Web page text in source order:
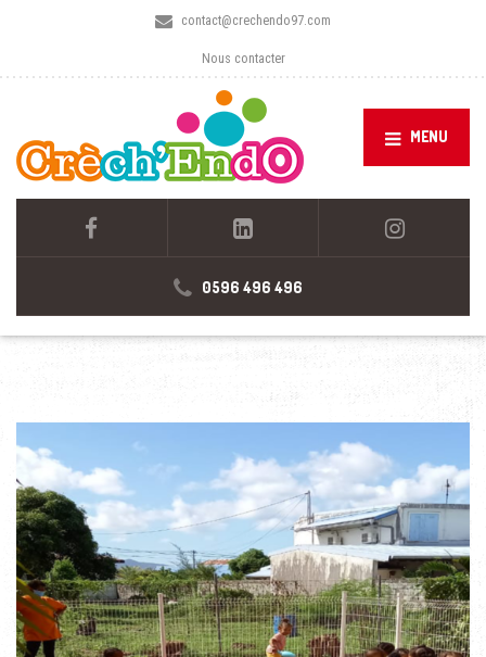
contact@crechendo97.com
Nous contacter
MENU
0596 496 496